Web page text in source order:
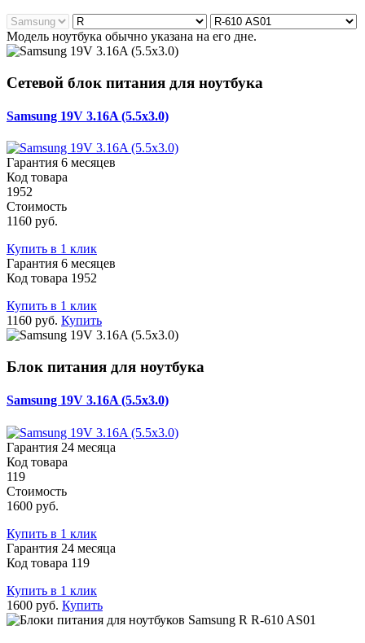
Модель ноутбука обычно указана на его дне.
Сетевой блок питания для ноутбука
Samsung 19V 3.16A (5.5x3.0)
Гарантия 6 месяцев
Код товара
1952
Стоимость
1160 руб.
Купить в 1 клик
Гарантия 6 месяцев
Код товара 1952
Купить в 1 клик
1160 руб. Купить
Блок питания для ноутбука
Samsung 19V 3.16A (5.5x3.0)
Гарантия 24 месяца
Код товара
119
Стоимость
1600 руб.
Купить в 1 клик
Гарантия 24 месяца
Код товара 119
Купить в 1 клик
1600 руб. Купить